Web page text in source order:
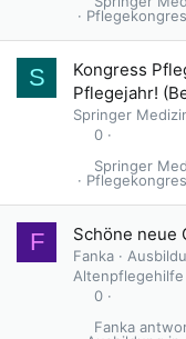
S
Kongress
Pflegejahr!
Springer
0
Springer
F Schöne neue
Fanka
Altenpflegehilfe
0
Fanka